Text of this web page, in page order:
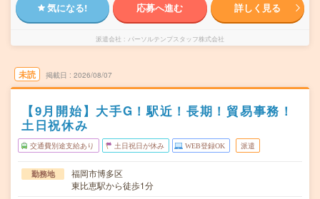
気になる! 応募へ進む 詳しく見る
派遣会社 パーソルテンプスタッフ株式会社
未読 掲載日 2026/08/07
【9月開始】大手G！駅近！長期！貿易事務！
土日祝休み
交通費別途支給あり 土日祝日が休み WEB登録OK 派遣
勤務地
福岡市博多区
東比恵駅から徒歩1分